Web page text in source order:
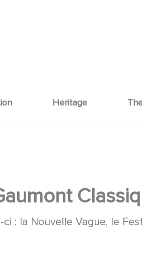
Heritage
: la Nouvelle Vague, le